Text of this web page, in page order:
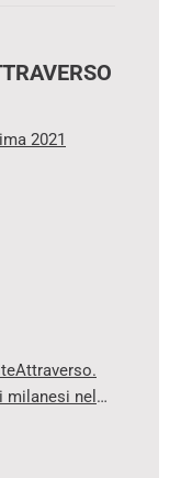
2021
milanesi nel